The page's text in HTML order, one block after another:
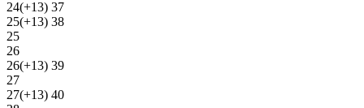
24(+13) 37
25(+13) 38
25
26
26(+13) 39
27
27(+13) 40